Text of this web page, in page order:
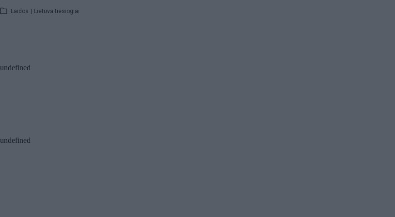
Laidos | Lietuva tiesiogiai